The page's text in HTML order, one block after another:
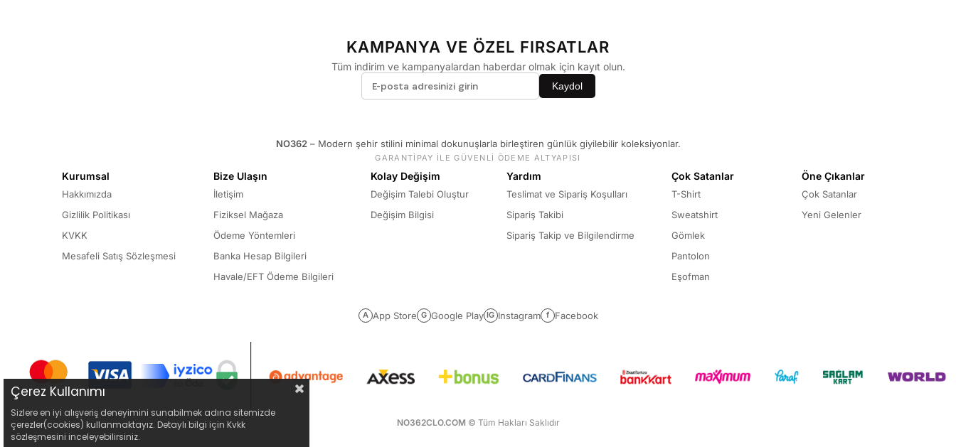
KAMPANYA VE ÖZEL FIRSATLAR
Tüm indirim ve kampanyalardan haberdar olmak için kayıt olun.
Kaydol
NO362 – Modern şehir stilini minimal dokunuşlarla birleştiren günlük giyilebilir koleksiyonlar.
GARANTİPAY İLE GÜVENLİ ÖDEME ALTYAPISI
Kurumsal
Hakkımızda
Gizlilik Politikası
KVKK
Mesafeli Satış Sözleşmesi
Bize Ulaşın
İletişim
Fiziksel Mağaza
Ödeme Yöntemleri
Banka Hesap Bilgileri
Havale/EFT Ödeme Bilgileri
Kolay Değişim
Değişim Talebi Oluştur
Değişim Bilgisi
Yardım
Teslimat ve Sipariş Koşulları
Sipariş Takibi
Sipariş Takip ve Bilgilendirme
Çok Satanlar
T-Shirt
Sweatshirt
Gömlek
Pantolon
Eşofman
Öne Çıkanlar
Çok Satanlar
Yeni Gelenler
A App Store G Google Play IG Instagram f Facebook
NO362CLO.COM © Tüm Hakları Saklıdır
Çerez Kullanımı
Sizlere en iyi alışveriş deneyimini sunabilmek adına sitemizde
çerezler(cookies) kullanmaktayız. Detaylı bilgi için Kvkk
sözleşmesini inceleyebilirsiniz.